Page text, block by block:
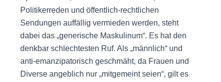
Politikerreden und öffentlich-rechtlichen
Sendungen auffällig vermieden werden, steht
dabei das „generische Maskulinum“. Es hat den
denkbar schlechtesten Ruf. Als „männlich“ und
anti-emanzipatorisch geschmäht, da Frauen und
Diverse angeblich nur „mitgemeint seien“, gilt es